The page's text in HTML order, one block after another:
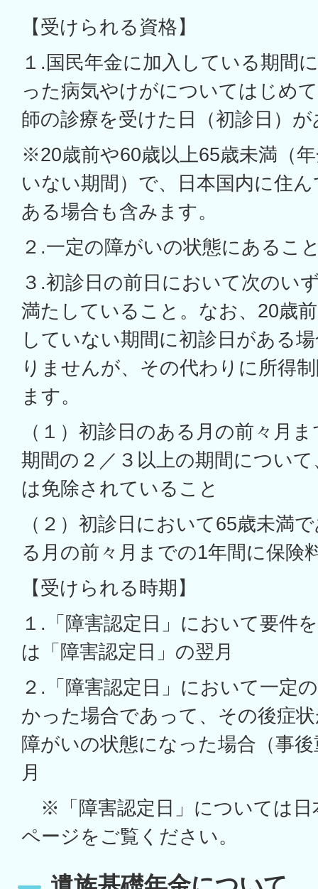
【受けられる資格】
１.国民年金に加入している期間
った病気やけがについてはじめ
師の診療を受けた日（初診日）
※20歳前や60歳以上65歳未満（
いない期間）で、日本国内に住
ある場合も含みます。
２.一定の障がいの状態にあるこ
３.初診日の前日において次のい
満たしていること。なお、20歳
していない期間に初診日がある
りませんが、その代わりに所得
ます。
（１）初診日のある月の前々月
期間の２／３以上の期間につい
は免除されていること
（２）初診日において65歳未満
る月の前々月までの1年間に保険
【受けられる時期】
１.「障害認定日」において要件
は「障害認定日」の翌月
２.「障害認定日」において一定
かった場合であって、その後症
障がいの状態になった場合（事
月
※「障害認定日」については日
ページをご覧ください。